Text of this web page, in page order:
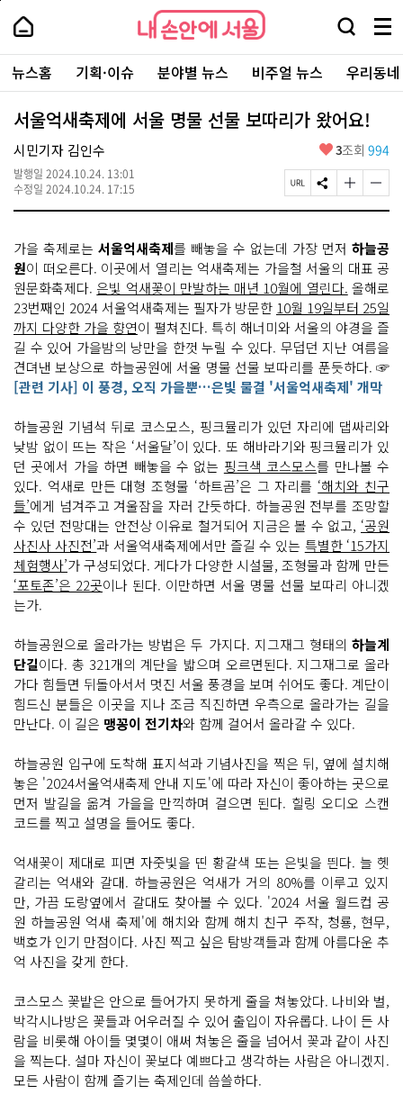
본
로
가
내
손
안
에
서
울
-
서
울
시
대
표
소
포
털
내
손
에
울
검
창
열
기
메
뉴
전
체
보
주
요
서
뉴스홈 기획·이슈 분야별 뉴스 비주얼 뉴스 우리동
서울억새축제에 서울 명물 선물 보따리가 왔어요!
시민기자 김인수
발행일 2024.10.24. 13:01
수정일 2024.10.24. 17:15
좋
요
3조회 994
페
이
R
L
복
사
S
N
유
하
기
글
자
크
게
변
경
하
기
글
자
작
게
변
경
하
기
가을 축제로는 서울억새축제를 빼놓을 수 없는데 가장 먼저 하늘공
원이 떠오른다. 이곳에서 열리는 억새축제는 가을철 서울의 대표 공
원문화축제다. 은빛 억새꽃이 만발하는 매년 10월에 열린다. 올해로
23번째인 2024 서울억새축제는 필자가 방문한 10월 19일부터 25일
까지 다양한 가을 향연이 펼쳐진다. 특히 해너미와 서울의 야경을 즐
길 수 있어 가을밤의 낭만을 한껏 누릴 수 있다. 무덥던 지난 여름을
견뎌낸 보상으로 하늘공원에 서울 명물 선물 보따리를 푼듯하다. ☞
[관련 기사] 이 풍경, 오직 가을뿐…은빛 물결 '서울억새축제' 개막
하늘공원 기념석 뒤로 코스모스, 핑크뮬리가 있던 자리에 댑싸리와
낮밤 없이 뜨는 작은 ‘서울달’이 있다. 또 해바라기와 핑크뮬리가 있
던 곳에서 가을 하면 빼놓을 수 없는 핑크색 코스모스를 만나볼 수
있다. 억새로 만든 대형 조형물 ‘하트곰’은 그 자리를 ‘해치와 친구
들’에게 넘겨주고 겨울잠을 자러 간듯하다. 하늘공원 전부를 조망할
수 있던 전망대는 안전상 이유로 철거되어 지금은 볼 수 없고, ‘공원
사진사 사진전’과 서울억새축제에서만 즐길 수 있는 특별한 ‘15가지
체험행사’가 구성되었다. 게다가 다양한 시설물, 조형물과 함께 만든
‘포토존’은 22곳이나 된다. 이만하면 서울 명물 선물 보따리 아니겠
는가.
하늘공원으로 올라가는 방법은 두 가지다. 지그재그 형태의 하늘계
단길이다. 총 321개의 계단을 밟으며 오르면된다. 지그재그로 올라
가다 힘들면 뒤돌아서서 멋진 서울 풍경을 보며 쉬어도 좋다. 계단이
힘드신 분들은 이곳을 지나 조금 직진하면 우측으로 올라가는 길을
만난다. 이 길은 맹꽁이 전기차와 함께 걸어서 올라갈 수 있다.
하늘공원 입구에 도착해 표지석과 기념사진을 찍은 뒤, 옆에 설치해
놓은 '2024서울억새축제 안내 지도'에 따라 자신이 좋아하는 곳으로
먼저 발길을 옮겨 가을을 만끽하며 걸으면 된다. 힐링 오디오 스캔
코드를 찍고 설명을 들어도 좋다.
억새꽃이 제대로 피면 자줏빛을 띤 황갈색 또는 은빛을 띈다. 늘 헷
갈리는 억새와 갈대. 하늘공원은 억새가 거의 80%를 이루고 있지
만, 가끔 도랑옆에서 갈대도 찾아볼 수 있다. '2024 서울 월드컵 공
원 하늘공원 억새 축제'에 해치와 함께 해치 친구 주작, 청룡, 현무,
백호가 인기 만점이다. 사진 찍고 싶은 탐방객들과 함께 아름다운 추
억 사진을 갖게 한다.
코스모스 꽃밭은 안으로 들어가지 못하게 줄을 쳐놓았다. 나비와 벌,
박각시나방은 꽃들과 어우러질 수 있어 출입이 자유롭다. 나이 든 사
람을 비롯해 아이들 몇몇이 애써 쳐놓은 줄을 넘어서 꽃과 같이 사진
을 찍는다. 설마 자신이 꽃보다 예쁘다고 생각하는 사람은 아니겠지.
모든 사람이 함께 즐기는 축제인데 씁쓸하다.
페
상
단
로